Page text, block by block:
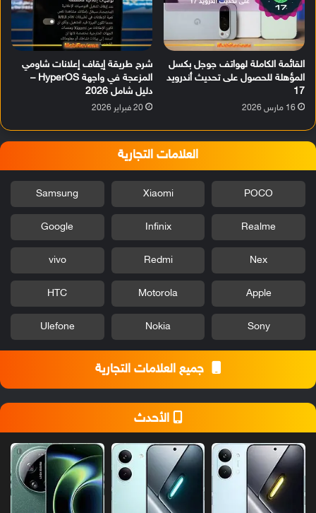
القائمة الكاملة لهواتف جوجل بكسل
المؤهلة للحصول على تحديث أندرويد
17
16 مارس 2026
شرح طريقة إيقاف إعلانات شاومي
المزعجة في واجهة HyperOS –
دليل شامل 2026
20 فبراير 2026
العلامات التجارية
POCO
Xiaomi
Samsung
Realme
Infinix
Google
Nex
Redmi
vivo
Apple
Motorola
HTC
Sony
Nokia
Ulefone
جميع العلامات التجارية
الأحدث